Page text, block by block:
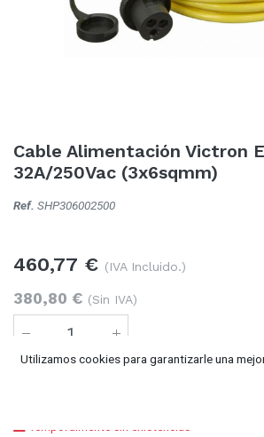
Cable Alimentación Victron
32A/250Vac (3x6sqmm)
Ref. SHP306002500
460,77 € (IVA Incluido.)
380,80 € (Sin IVA)
Utilizamos cookies para garantizarle una